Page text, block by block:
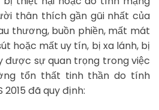
thân thích gần gũi nhất của
thương, buồn phiền, mất mát
hoặc mất uy tín, bị xa lánh, bị
được sự quan trọng trong việc
tổn thất tinh thần do tính
2015 đã quy định: